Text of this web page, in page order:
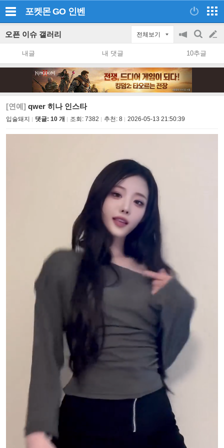
포켓몬 GO 인벤
오픈 이슈 갤러리 전체보기
공
지
on/off
검
색
글
쓰
내글 내 댓글 10추글
[연예] qwer 히나 인스타
입술돼지 댓글: 10 개 조회: 7382 추천: 8 2026-05-13 21:50:39